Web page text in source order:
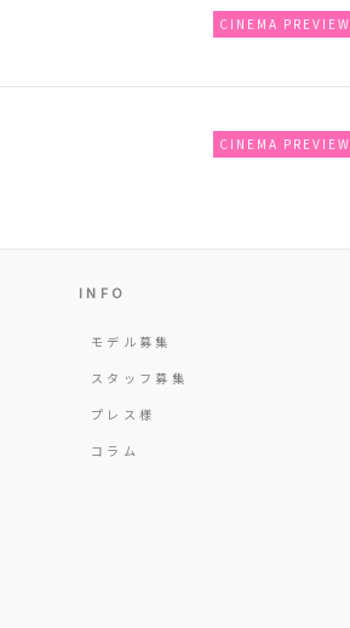
CINEMA PREVIEW
CINEMA PREVIEW
INFO
モデル募集
スタッフ募集
プレス様
コラム